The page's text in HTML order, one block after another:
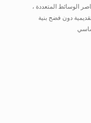
الوسائط المتعددة ،
دون فضح بنية